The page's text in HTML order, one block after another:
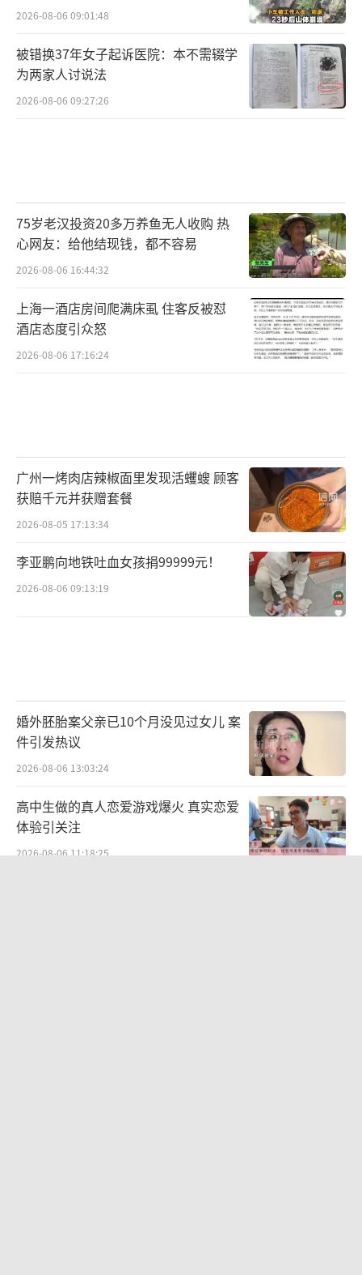
2026-08-06 09:01:48
被错换37年女子起诉医院：本不需辍学
为两家人讨说法
2026-08-06 09:27:26
75岁老汉投资20多万养鱼无人收购 热
心网友：给他结现钱，都不容易
2026-08-06 16:44:32
上海一酒店房间爬满床虱 住客反被怼
酒店态度引众怒
2026-08-06 17:16:24
广州一烤肉店辣椒面里发现活蠼螋 顾客
获赔千元并获赠套餐
2026-08-05 17:13:34
李亚鹏向地铁吐血女孩捐99999元！
2026-08-06 09:13:19
婚外胚胎案父亲已10个月没见过女儿 案
件引发热议
2026-08-06 13:03:24
高中生做的真人恋爱游戏爆火 真实恋爱
体验引关注
2026-08-06 11:18:25